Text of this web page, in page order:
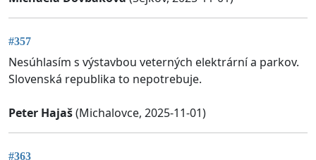
#357
Nesúhlasím s výstavbou veterných elektrární a parkov.
Slovenská republika to nepotrebuje.
Peter Hajaš(Michalovce, 2025-11-01)
#363